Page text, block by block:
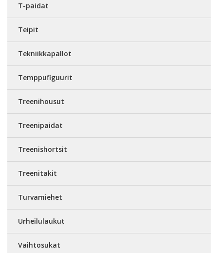
T-paidat
Teipit
Tekniikkapallot
Temppufiguurit
Treenihousut
Treenipaidat
Treenishortsit
Treenitakit
Turvamiehet
Urheilulaukut
Vaihtosukat